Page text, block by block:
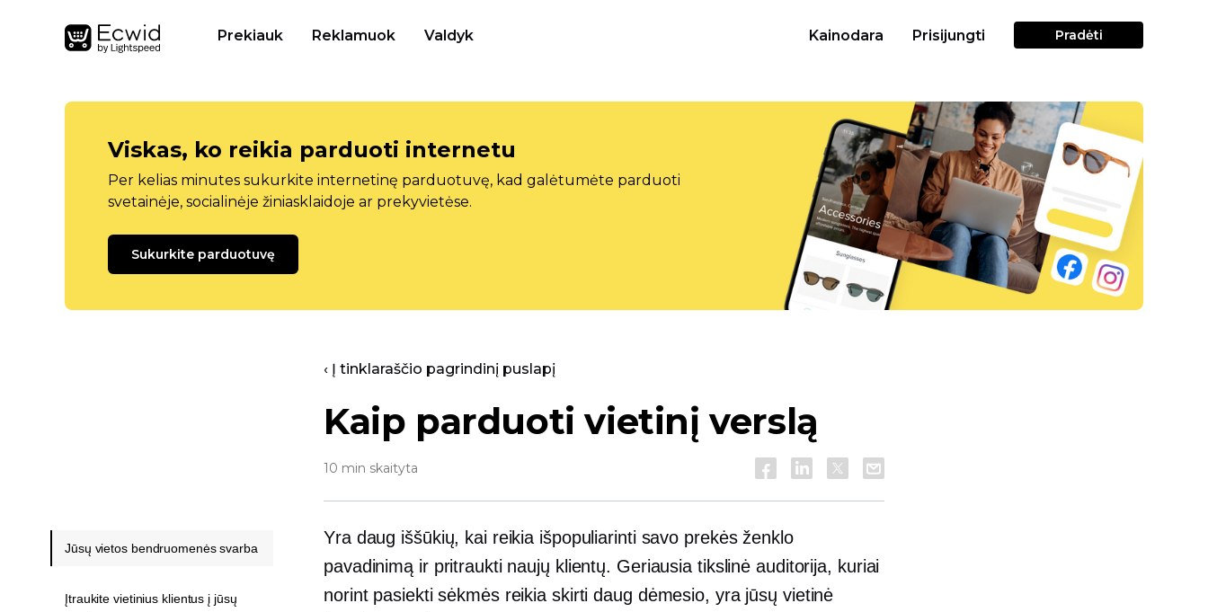
Prekiauk Reklamuok Valdyk Kainodara Prisijungti Pradėti
Viskas, ko reikia parduoti internetu
Per kelias minutes sukurkite internetinę parduotuvę, kad galėtumėte parduoti
svetainėje, socialinėje žiniasklaidoje ar prekyvietėse.
Sukurkite parduotuvę
‹ Į tinklaraščio pagrindinį puslapį
Kaip parduoti vietinį verslą
10 min skaityta
Yra daug iššūkių, kai reikia išpopuliarinti savo prekės ženklo
pavadinimą ir pritraukti naujų klientų. Geriausia tikslinė auditorija, kuriai
norint pasiekti sėkmės reikia skirti daug dėmesio, yra jūsų vietinė
Jūsų vietos bendruomenės svarba
Įtraukite vietinius klientus į jūsų